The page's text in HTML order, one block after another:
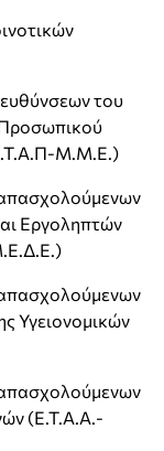
του
Μ.Μ.Ε.)
Εργοληπτών
Υγειονομικών
(Ε.Τ.Α.Α.-